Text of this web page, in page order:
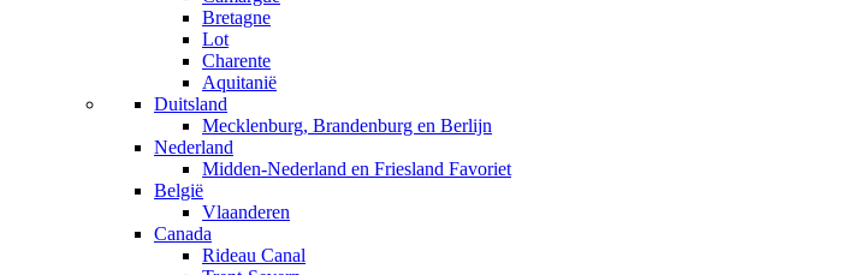
Bretagne
Lot
Charente
Aquitanië
Duitsland
Mecklenburg, Brandenburg en Berlijn
Nederland
Midden-Nederland en Friesland Favoriet
België
Vlaanderen
Canada
Rideau Canal